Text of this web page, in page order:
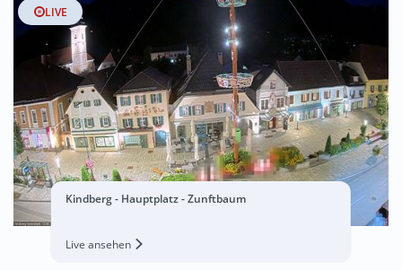
LIVE
Kindberg - Hauptplatz - Zunftbaum
Live ansehen